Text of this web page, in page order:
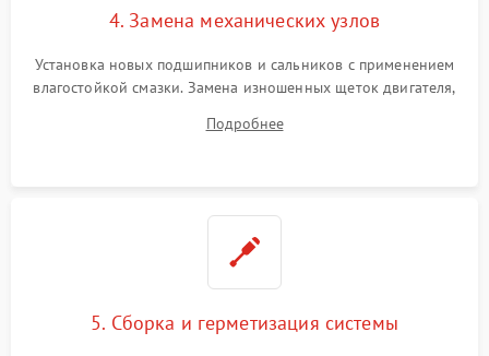
4. Замена механических узлов
Установка новых подшипников и сальников с применением
влагостойкой смазки. Замена изношенных щеток двигателя,
или поврежденной резиновой манжеты.
Подробнее
5. Сборка и герметизация системы